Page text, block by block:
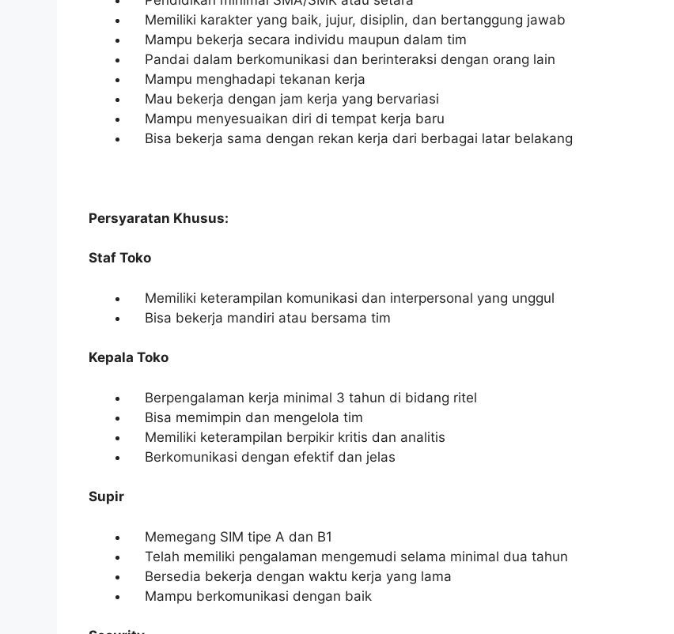
Memiliki karakter yang baik, jujur, disiplin, dan bertanggung jawab
Mampu bekerja secara individu maupun dalam tim
Pandai dalam berkomunikasi dan berinteraksi dengan orang lain
Mampu menghadapi tekanan kerja
Mau bekerja dengan jam kerja yang bervariasi
Mampu menyesuaikan diri di tempat kerja baru
Bisa bekerja sama dengan rekan kerja dari berbagai latar belakang
Persyaratan Khusus:
Staf Toko
Memiliki keterampilan komunikasi dan interpersonal yang unggul
Bisa bekerja mandiri atau bersama tim
Kepala Toko
Berpengalaman kerja minimal 3 tahun di bidang ritel
Bisa memimpin dan mengelola tim
Memiliki keterampilan berpikir kritis dan analitis
Berkomunikasi dengan efektif dan jelas
Supir
Memegang SIM tipe A dan B1
Telah memiliki pengalaman mengemudi selama minimal dua tahun
Bersedia bekerja dengan waktu kerja yang lama
Mampu berkomunikasi dengan baik